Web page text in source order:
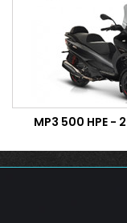
MP3 500 HPE -